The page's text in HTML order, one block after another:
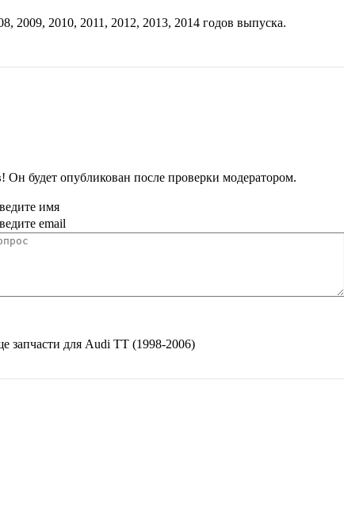
, 2009, 2010, 2011 , 2012, 2013, 2014 годов выпуска.
Он будет опубликован после проверки модератором.
имя
email
запчасти для Audi TT (1998-2006)